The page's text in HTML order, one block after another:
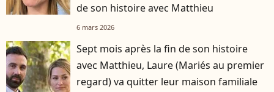
de son histoire avec Matthieu
6 mars 2026
Sept mois après la fin de son histoire
avec Matthieu, Laure (Mariés au premier
regard) va quitter leur maison familiale